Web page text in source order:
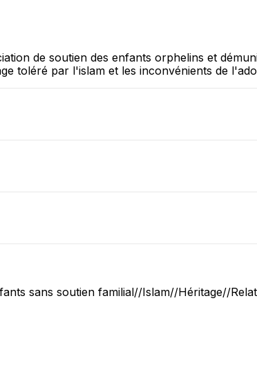
de soutien des enfants orphelins et
toléré par l'islam et les inconvénients de
sans soutien familial//Islam//Héritage//